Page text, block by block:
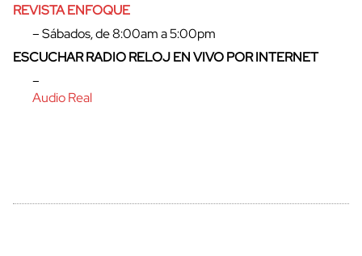
REVISTA ENFOQUE
– Sábados, de 8:00am a 5:00pm
ESCUCHAR RADIO RELOJ EN VIVO POR INTERNET
–
Audio Real